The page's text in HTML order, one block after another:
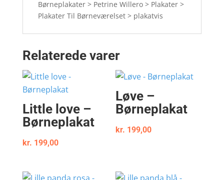
Børneplakater > Petrine Willero > Plakater >
Plakater Til Børneværelset > plakatvis
Relaterede varer
Little love –
Børneplakat
kr. 199,00
Løve –
Børneplakat
kr. 199,00